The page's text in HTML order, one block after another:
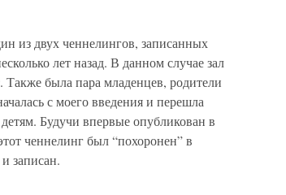
из двух ченнелингов, записанных
лет назад. В данном случае зал
Также была пара младенцев, родители
с моего введения и перешла
Будучи впервые опубликован в
ченнелинг был “похоронен” в
записан.